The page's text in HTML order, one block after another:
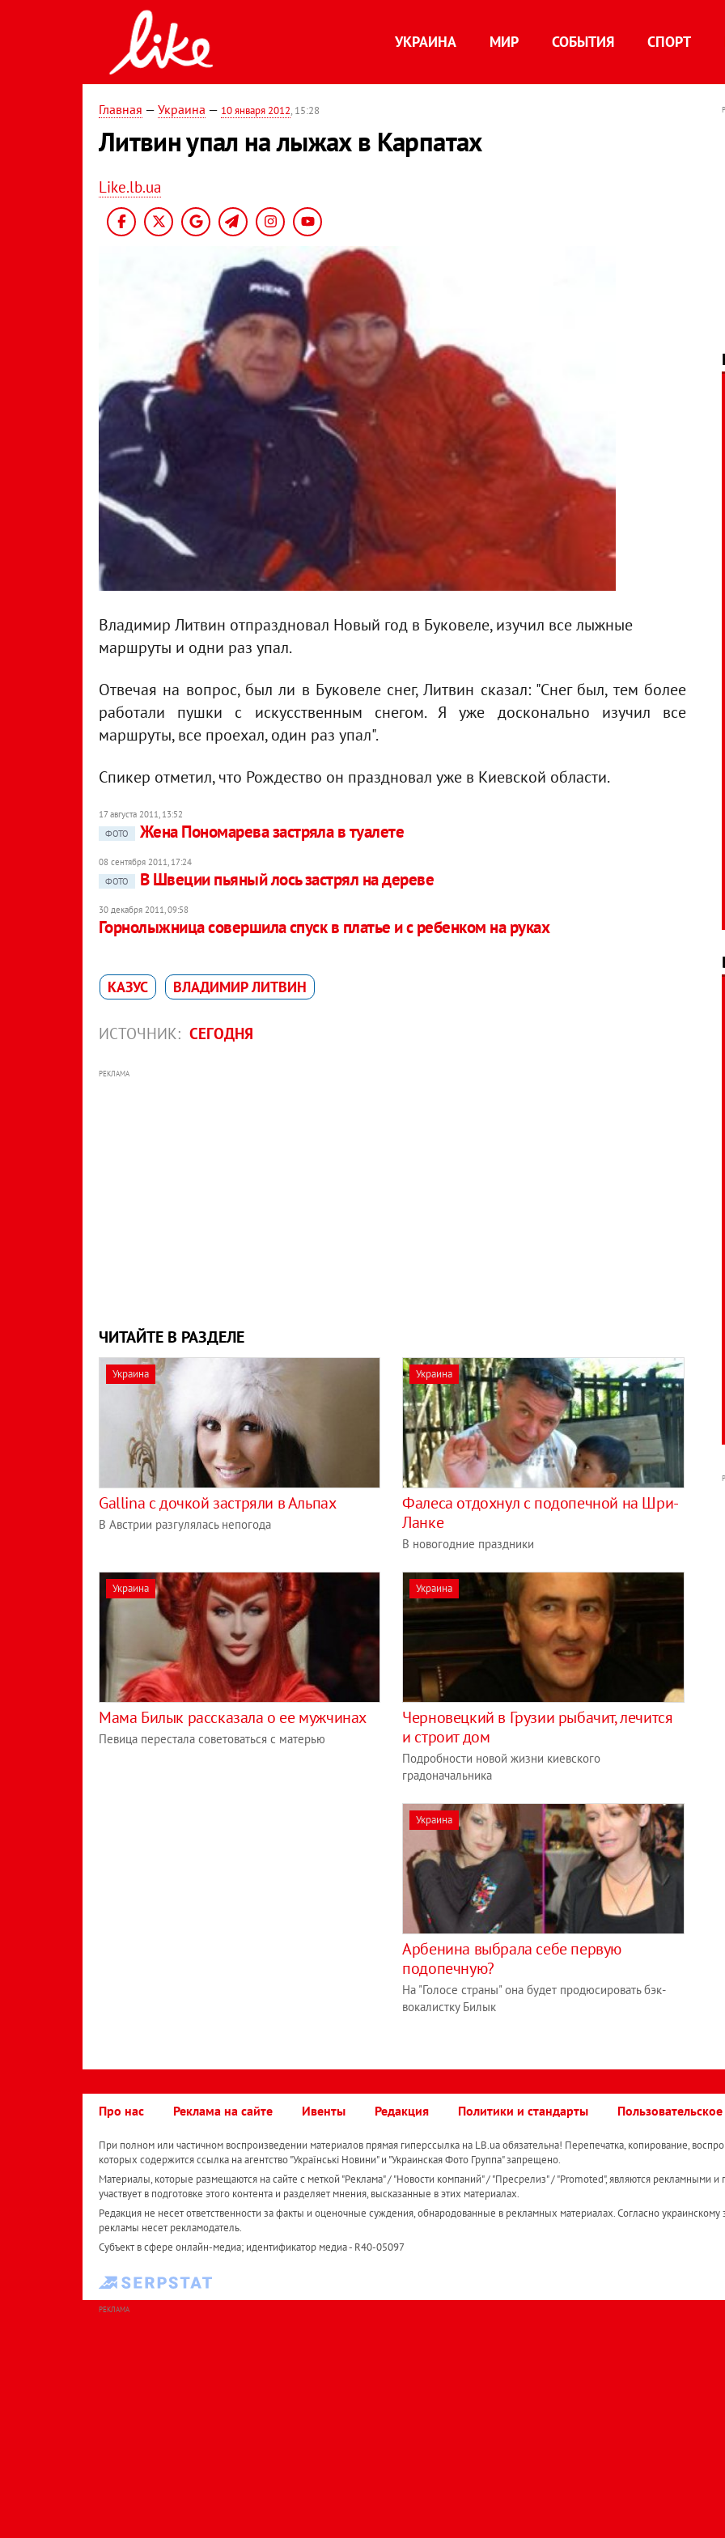
УКРАИНА МИР СОБЫТИЯ СПОРТ
Главная — Украина — 10 января 2012, 15:28
Литвин упал на лыжах в Карпатах
Like.lb.ua
Владимир Литвин отпраздновал Новый год в Буковеле, изучил все лыжные
маршруты и одни раз упал.
Отвечая на вопрос, был ли в Буковеле снег, Литвин сказал: "Снег был, тем более
работали пушки с искусственным снегом. Я уже досконально изучил все
маршруты, все проехал, один раз упал".
Спикер отметил, что Рождество он праздновал уже в Киевской области.
17 августа 2011, 13:52
ФОТО
Жена Пономарева застряла в туалете
08 сентября 2011, 17:24
ФОТО
В Швеции пьяный лось застрял на дереве
30 декабря 2011, 09:58
Горнолыжница совершила спуск в платье и с ребенком на руках
КАЗУС ВЛАДИМИР ЛИТВИН
ИСТОЧНИК: СЕГОДНЯ
РЕКЛАМА
ЧИТАЙТЕ В РАЗДЕЛЕ
Украина
Gallina с дочкой застряли в Альпах
В Австрии разгулялась непогода
Украина
Фалеса отдохнул с подопечной на Шри-
Ланке
В новогодние праздники
Украина
Мама Билык рассказала о ее мужчинах
Певица перестала советоваться с матерью
Украина
Черновецкий в Грузии рыбачит, лечится
и строит дом
Подробности новой жизни киевского
градоначальника
Украина
Арбенина выбрала себе первую
подопечную?
На "Голосе страны" она будет продюсировать бэк-
вокалистку Билык
Про нас Реклама на сайте Ивенты Редакция Политики и стандарты
При полном или частичном воспроизведении материалов прямая гиперссылка на LB.ua обязательна! Перепечатка, копирование,
которых содержится ссылка на агентство "Українськi Новини" и "Украинская Фото Группа" запрещено.
Материалы, которые размещаются на сайте с меткой "Реклама" / "Новости компаний" / "Пресрелиз" / "Promoted", являются рекламными и
участвует в подготовке этого контента и разделяет мнения, высказанные в этих материалах.
Редакция не несет ответственности за факты и оценочные суждения, обнародованные в рекламных материалах. Согласно украинскому
рекламы несет рекламодатель.
Субъект в сфере онлайн-медиа; идентификатор медиа - R40-05097
РЕКЛАМА